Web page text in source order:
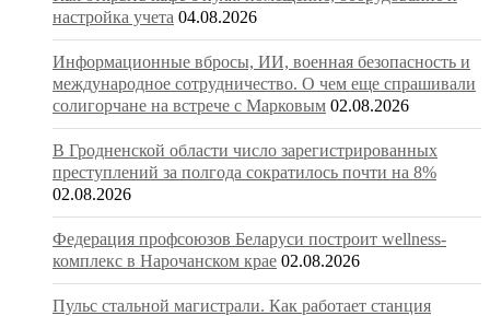
настройка учета 04.08.2026
Информационные вбросы, ИИ, военная безопасность и
международное сотрудничество. О чем еще спрашивали
солигорчане на встрече с Марковым 02.08.2026
В Гродненской области число зарегистрированных
преступлений за полгода сократилось почти на 8%
02.08.2026
Федерация профсоюзов Беларуси построит wellness-
комплекс в Нарочанском крае 02.08.2026
Пульс стальной магистрали. Как работает станция